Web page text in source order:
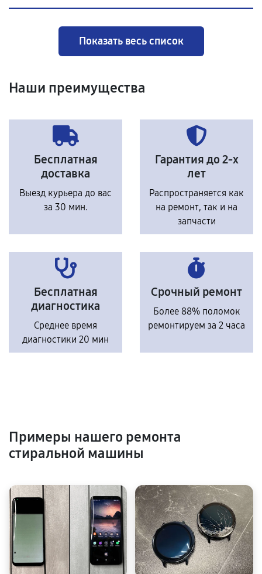
Показать весь список
Наши преимущества
Бесплатная
доставка
Выезд курьера до вас
за 30 мин.
Гарантия до 2-х
лет
Распространяется как
на ремонт, так и на
запчасти
Бесплатная
диагностика
Среднее время
диагностики 20 мин
Срочный ремонт
Более 88% поломок
ремонтируем за 2 часа
Примеры нашего ремонта
стиральной машины